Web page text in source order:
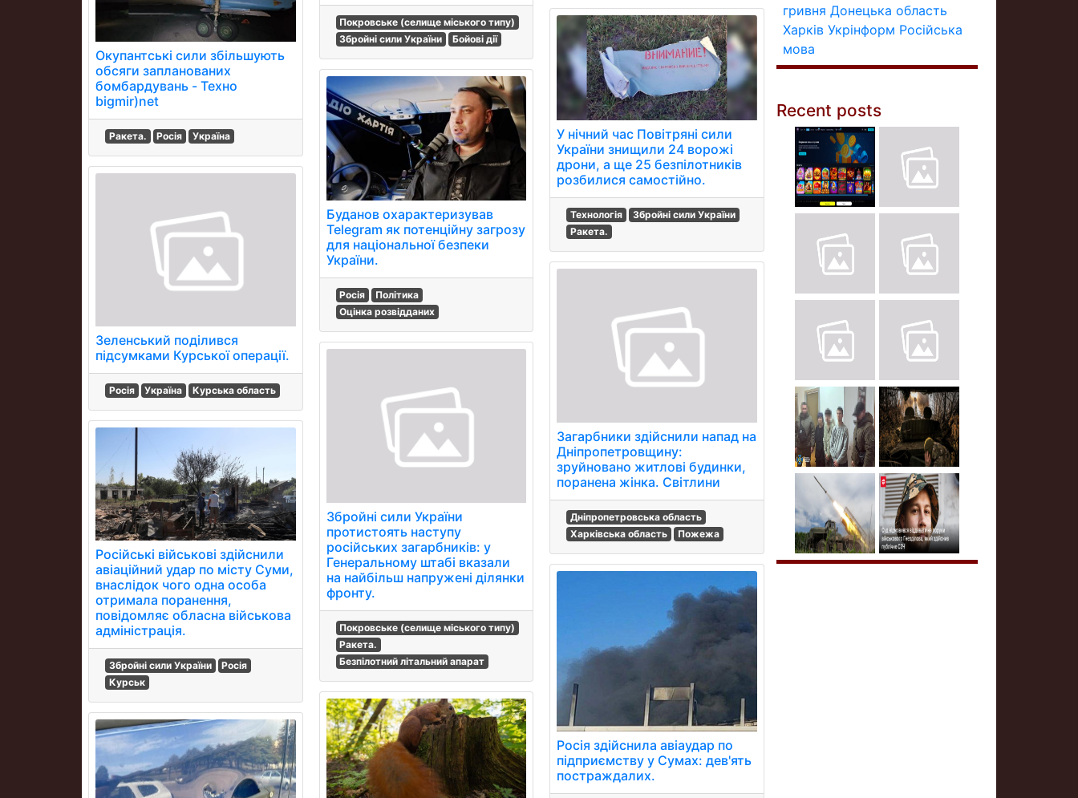
Окупантські сили збільшують
обсяги запланованих
бомбардувань - Техно
bigmir)net
Ракета. Росія Україна
Зеленський поділився
підсумками Курської операції.
Росія Україна Курська область
Російські військові здійснили
авіаційний удар по місту Суми,
внаслідок чого одна особа
отримала поранення,
повідомляє обласна військова
адміністрація.
Збройні сили України
Росія
Курськ
Покровське (селище міського типу)
Збройні сили України
Бойові дії
Буданов охарактеризував
Telegram як потенційну загрозу
для національної безпеки
України.
Росія
Політика
Оцінка розвідданих
Збройні сили України
протистоять наступу
російських загарбників: у
Генеральному штабі вказали
на найбільш напружені ділянки
фронту.
Покровське (селище міського типу)
Ракета.
Безпілотний літальний апарат
У нічний час Повітряні сили
України знищили 24 ворожі
дрони, а ще 25 безпілотників
розбилися самостійно.
Технологія
Збройні сили України
Ракета.
Загарбники здійснили напад на
Дніпропетровщину:
зруйновано житлові будинки,
поранена жінка. Світлини
Дніпропетровська область
Харківська область
Пожежа
Росія здійснила авіаудар по
підприємству у Сумах: дев'ять
постраждалих.
гривня Донецька область
Харків Укрінформ Російська
мова
Recent posts